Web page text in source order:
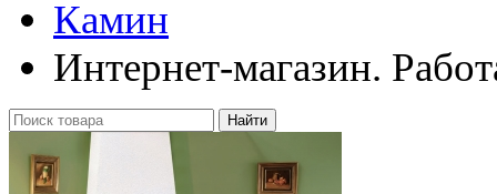
Интернет-магазин.